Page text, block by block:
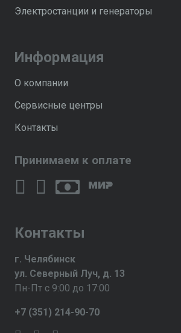
Электростанции и генераторы
Информация
О компании
Сервисные центры
Контакты
Принимаем к оплате
Контакты
г. Челябинск
ул. Северный Луч, д. 13
Пн-Пт с 9:00 до 17:00
+7 (351) 214-90-70